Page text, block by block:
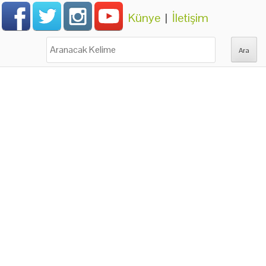
Künye | İletişim